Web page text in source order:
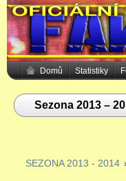
Domů Statistiky
Sezona 2013 –
SEZONA 2013 - 2014